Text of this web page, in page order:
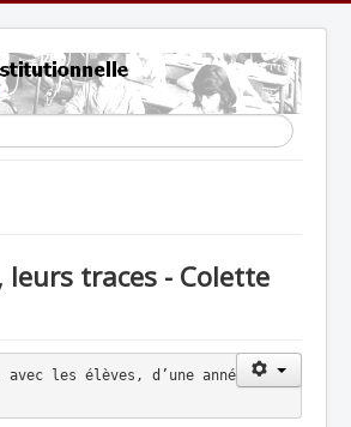
leurs traces - Colette
les élèves, d’une anné